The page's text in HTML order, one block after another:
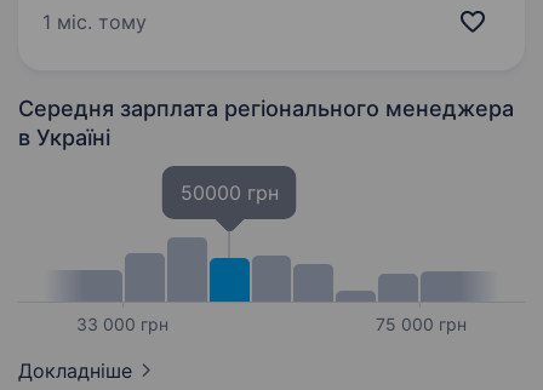
організація продажів на ввіреній території;
1 міс. тому
Середня зарплата регіонального менеджера
в Україні
33 000 грн
50000 грн
75 000 грн
Докладніше